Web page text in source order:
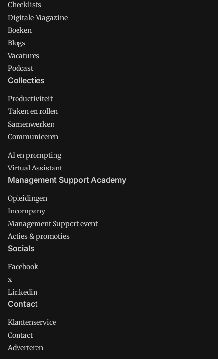
Checklists
Digitale Magazine
Boeken
Blogs
Vacatures
Podcast
Collecties
Productiviteit
Taken en rollen
Samenwerken
Communiceren
AI en prompting
Virtual Assistant
Management Support Academy
Opleidingen
Incompany
Management Support event
Acties & promoties
Socials
Facebook
x
Linkedin
Contact
Klantenservice
Contact
Adverteren